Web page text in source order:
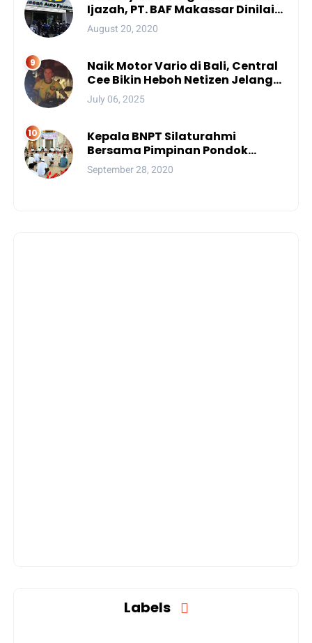
Ijazah, PT. BAF Makassar Dinilai
Wajib Dibekukan
August 20, 2020
Naik Motor Vario di Bali, Central
Cee Bikin Heboh Netizen Jelang
Konser di Atlas Beach Club
July 06, 2025
Kepala BNPT Silaturahmi
Bersama Pimpinan Pondok
Pesantren Se-Sulsel
September 28, 2020
Labels